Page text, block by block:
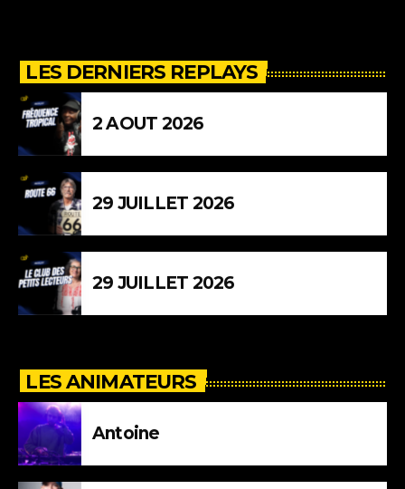
LES DERNIERS REPLAYS
2 AOUT 2026
29 JUILLET 2026
29 JUILLET 2026
LES ANIMATEURS
Antoine